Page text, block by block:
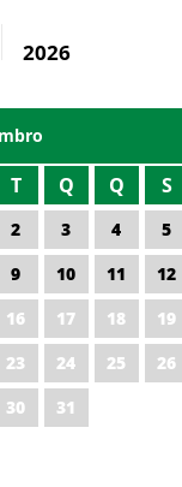
2026
T Q Q S
2 3 4 5
9 10 11 12
16 17 18 19
23 24 25 26
30 31